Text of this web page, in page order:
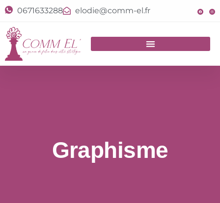
0671633288 elodie@comm-el.fr
Graphisme